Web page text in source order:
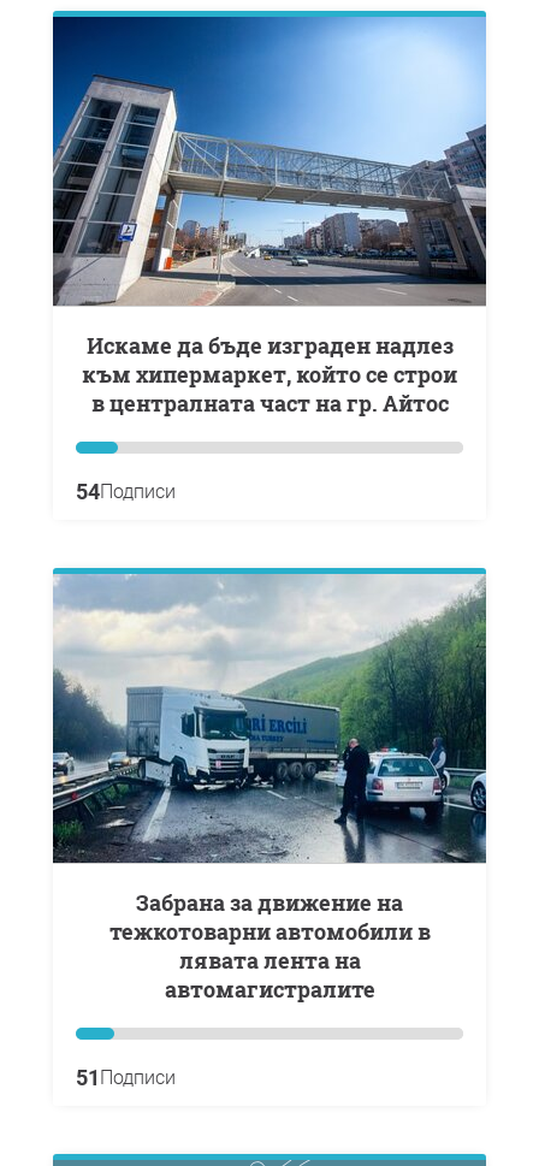
Искаме да бъде изграден надлез
към хипермаркет, който се строи
в центрaлната част на гр. Айтос
54Подписи
Забрана за движение на
тежкотоварни автомобили в
лявата лента на
автомагистралите
51 Подписи